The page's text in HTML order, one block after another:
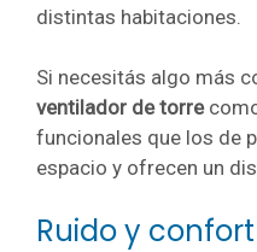
distintas habitaciones.
Si necesitás algo más
ventilador de torre
funcionales que los de
espacio y ofrecen un
Ruido y confort